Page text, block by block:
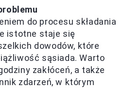
do procesu składania
istotne staje się
dowodów, które
sąsiada. Warto
zakłóceń, a także
zdarzeń, w którym